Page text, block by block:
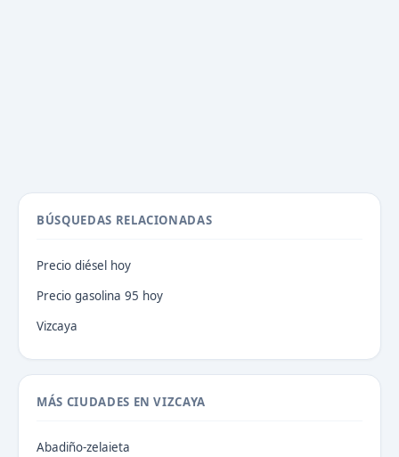
BÚSQUEDAS RELACIONADAS
Precio diésel hoy
Precio gasolina 95 hoy
Vizcaya
MÁS CIUDADES EN VIZCAYA
Abadiño-zelaieta